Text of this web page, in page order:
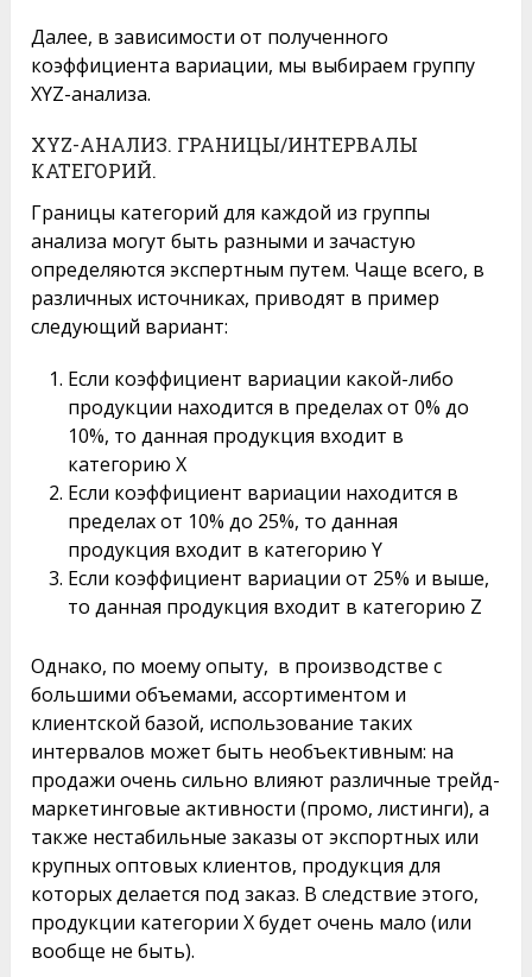
Далее, в зависимости от полученного
коэффициента вариации, мы выбираем группу
XYZ-анализа.
XYZ-АНАЛИЗ. ГРАНИЦЫ/ИНТЕРВАЛЫ
КАТЕГОРИЙ.
Границы категорий для каждой из группы
анализа могут быть разными и зачастую
определяются экспертным путем. Чаще всего, в
различных источниках, приводят в пример
следующий вариант:
Если коэффициент вариации какой-либо
продукции находится в пределах от 0% до
10%, то данная продукция входит в
категорию X
Если коэффициент вариации находится в
пределах от 10% до 25%, то данная
продукция входит в категорию Y
Если коэффициент вариации от 25% и выше,
то данная продукция входит в категорию Z
Однако, по моему опыту, в производстве с
большими объемами, ассортиментом и
клиентской базой, использование таких
интервалов может быть необъективным: на
продажи очень сильно влияют различные трейд-
маркетинговые активности (промо, листинги), а
также нестабильные заказы от экспортных или
крупных оптовых клиентов, продукция для
которых делается под заказ. В следствие этого,
продукции категории X будет очень мало (или
вообще не быть).